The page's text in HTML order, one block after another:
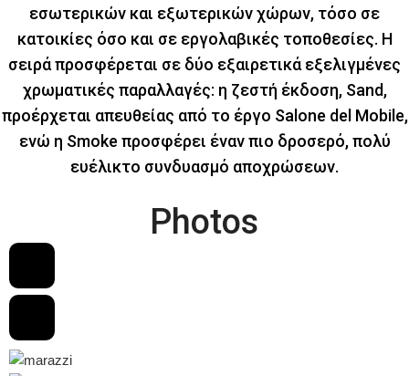
εσωτερικών και εξωτερικών χώρων, τόσο σε
κατοικίες όσο και σε εργολαβικές τοποθεσίες. Η
σειρά προσφέρεται σε δύο εξαιρετικά εξελιγμένες
χρωματικές παραλλαγές: η ζεστή έκδοση, Sand,
προέρχεται απευθείας από το έργο Salone del Mobile,
ενώ η Smoke προσφέρει έναν πιο δροσερό, πολύ
ευέλικτο συνδυασμό αποχρώσεων.
Photos